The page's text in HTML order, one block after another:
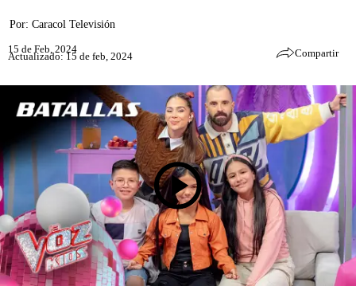
Por: Caracol Televisión
15 de Feb, 2024
Actualizado: 15 de feb, 2024 Compartir